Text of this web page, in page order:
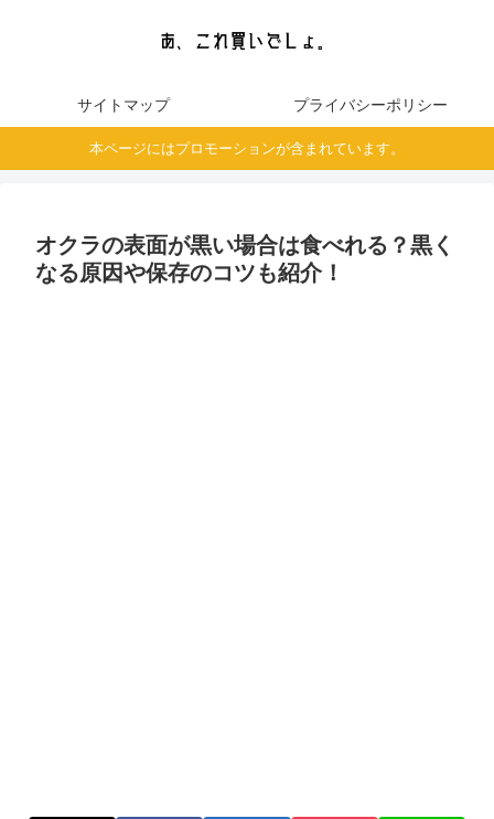
サイトマップ プライバシーポリシー
本ページにはプロモーションが含まれています。
オクラの表面が黒い場合は食べれる？黒く
なる原因や保存のコツも紹介！